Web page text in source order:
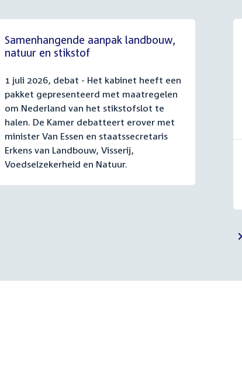
Samenhangende aanpak landbouw,
natuur en stikstof
1 juli 2026, debat - Het kabinet heeft een
pakket gepresenteerd met maatregelen
om Nederland van het stikstofslot te
halen. De Kamer debatteert erover met
minister Van Essen en staatssecretaris
Erkens van Landbouw, Visserij,
Voedselzekerheid en Natuur.